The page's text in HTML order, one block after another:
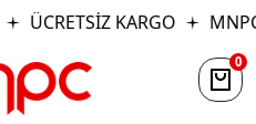
ÜCRETSİZ KARGO MNPC
0